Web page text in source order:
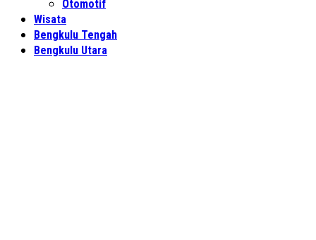
Otomotif
Wisata
Bengkulu Tengah
Bengkulu Utara